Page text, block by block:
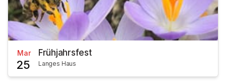
Mar
25
Frühjahrsfest
Langes Haus